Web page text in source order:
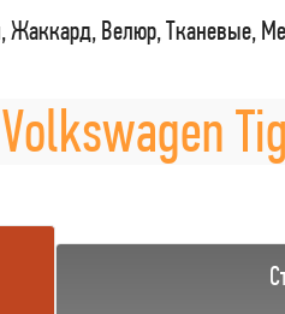
Жаккард, Велюр, Тканевые,